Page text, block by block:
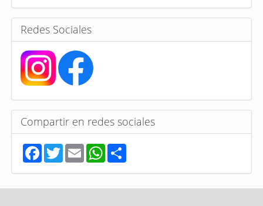
a
s
Redes Sociales
Compartir en redes sociales
F
a
c
e
b
T
w
t
t
E
m
a
i
l
W
h
a
t
s
S
h
r
e